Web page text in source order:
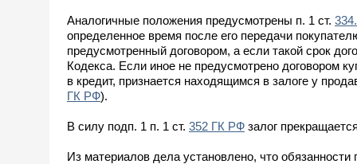
Аналогичные положения предусмотрены п. 1 ст.
определенное время после его передачи
предусмотренный договором, а если такой срок
Кодекса. Если иное не предусмотрено договором
в кредит, признается находящимся в залоге у
ГК РФ).
В силу подп. 1 п. 1 ст. 352 ГК РФ залог
Из материалов дела установлено, что